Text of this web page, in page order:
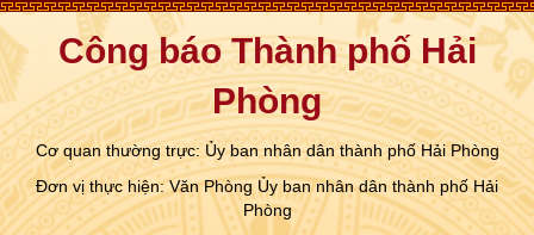
Công báo Thành phố Hải
Phòng
Cơ quan thường trực: Ủy ban nhân dân thành phố Hải Phòng
Đơn vị thực hiện: Văn Phòng Ủy ban nhân dân thành phố Hải
Phòng